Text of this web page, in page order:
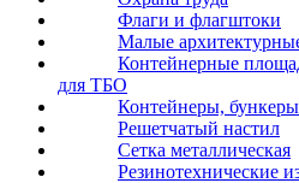
Флаги и флагштоки
Малые
Контейнерные
для ТБО
Контейнеры, бункеры
Решетчатый настил
Сетка металлическая
Резинотехнические